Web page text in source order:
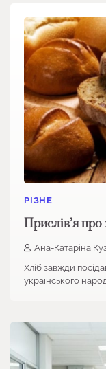
РІЗНЕ
Прислів’я
Ана-Катаріна
Хліб завжди
українського